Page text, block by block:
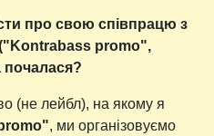
про свою співпрацю з
promo",
(не лейбл), на якому я
, ми організовуємо